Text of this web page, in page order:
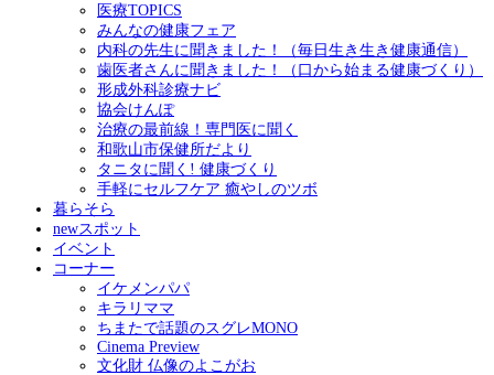
医療TOPICS
みんなの健康フェア
内科の先生に聞きました！（毎日生き生き健康通信）
歯医者さんに聞きました！（口から始まる健康づくり）
形成外科診療ナビ
協会けんぽ
治療の最前線！専門医に聞く
和歌山市保健所だより
タニタに聞く! 健康づくり
手軽にセルフケア 癒やしのツボ
暮らそら
newスポット
イベント
コーナー
イケメンパパ
キラリママ
ちまたで話題のスグレMONO
Cinema Preview
文化財 仏像のよこがお